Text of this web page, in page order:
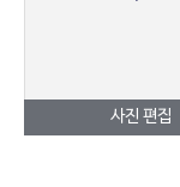
사진 편집